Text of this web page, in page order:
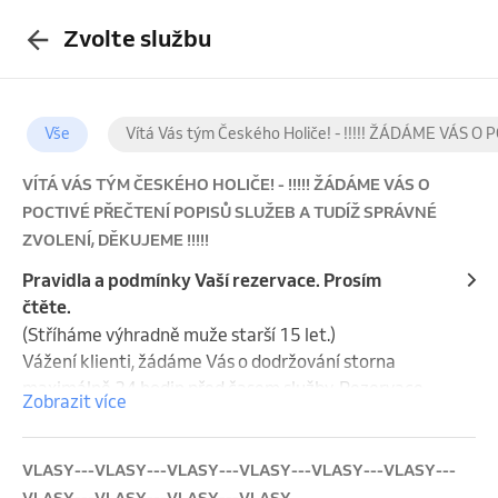
Zvolte službu
Vše Vítá Vás tým Českého Holiče! - !!!!! ŽÁDÁME VÁS O
VÍTÁ VÁS TÝM ČESKÉHO HOLIČE! - !!!!! ŽÁDÁME VÁS O
POCTIVÉ PŘEČTENÍ POPISŮ SLUŽEB A TUDÍŽ SPRÁVNÉ
ZVOLENÍ, DĚKUJEME !!!!!
Pravidla a podmínky Vaší rezervace. Prosím
čtěte.
(Stříháme výhradně muže starší 15 let.)
Vážení klienti, žádáme Vás o dodržování storna
maximálně 24 hodin před časem služby. Rezervace
lze stornovat on-line v e-mailu s potvrzením
rezervace nebo telefonicky. Za pozdní zrušení
rezervace může být žádaná finanční úhrada ve výši
Zobrazit více
VLASY---VLASY---VLASY---VLASY---VLASY---VLASY---